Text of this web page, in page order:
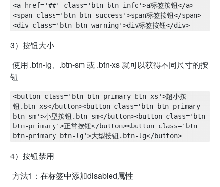
<a href='##' class='btn btn-info'>a标签按钮</a>
<span class='btn btn-success'>span标签按钮</span>
<div class='btn btn-warning'>div标签按钮</div>
3）按钮大小
​ 使用 .btn-lg、.btn-sm 或 .btn-xs 就可以获得不同尺寸的按
钮
<button class='btn btn-primary btn-xs'>超小按
钮.btn-xs</button><button class='btn btn-primary
btn-sm'>小型按钮.btn-sm</button><button class='btn
btn-primary'>正常按钮</button><button class='btn
btn-primary btn-lg'>大型按钮.btn-lg</button>
4）按钮禁用
​ 方法1：在标签中添加disabled属性